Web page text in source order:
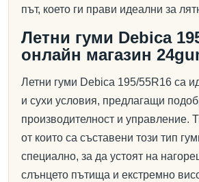
път, което ги прави идеални за
Летни гуми Debica
онлайн магазин
Летни гуми Debica 195/55R16 са
и сухи условия, предлагащи
производителност и управление.
от които са съставени този тип
специално, за да устоят на
слънцето пътища и екстремно